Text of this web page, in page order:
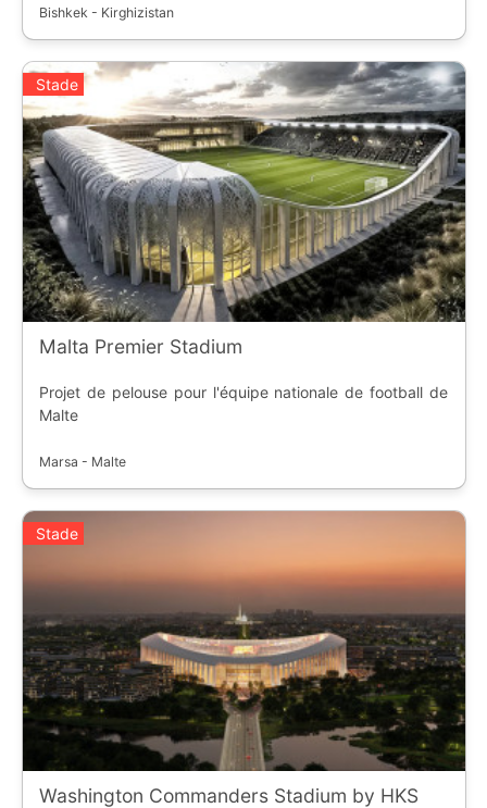
Bishkek - Kirghizistan
Stade
Malta Premier Stadium
Projet de pelouse pour l'équipe nationale de football de
Malte
Marsa - Malte
Stade
Washington Commanders Stadium by HKS